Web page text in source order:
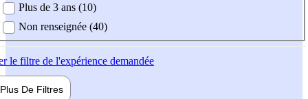
Plus de 3 ans (10)
Non renseignée (40)
le filtre de l'expérience demandée
Plus De Filtres